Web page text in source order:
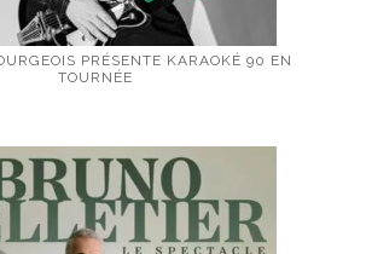
PRÉSENTE KARAOKÉ 90 EN
TOURNÉE